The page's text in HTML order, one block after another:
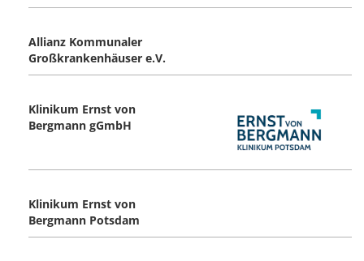
Allianz Kommunaler
Großkrankenhäuser e.V.
Klinikum Ernst von
Bergmann gGmbH
Klinikum Ernst von
Bergmann Potsdam